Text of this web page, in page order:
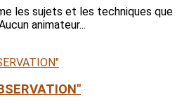
les sujets et les techniques que
animateur...